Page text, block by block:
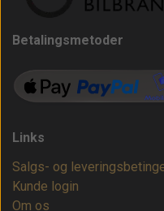
Betalingsmetoder
Links
Salgs- og
Kunde login
Om os